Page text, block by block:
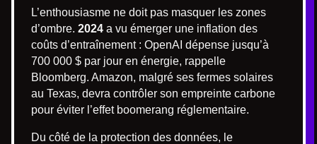
L’enthousiasme ne doit pas masquer les zones
d’ombre. 2024 a vu émerger une inflation des
coûts d’entraînement : OpenAI dépense jusqu’à
700 000 $ par jour en énergie, rappelle
Bloomberg. Amazon, malgré ses fermes solaires
au Texas, devra contrôler son empreinte carbone
pour éviter l’effet boomerang réglementaire.
Du côté de la protection des données, le